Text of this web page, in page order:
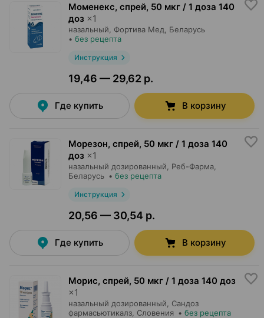
Моменекс, спрей, 50 мкг / 1 доза 140
доз ×1
назальный, Фортива Мед , Беларусь
• без рецепта
Инструкция
19,46 — 29,62 р.
Где купить В корзину
Морезон, спрей, 50 мкг / 1 доза 140
доз ×1
назальный дозированный, Реб-Фарма
Беларусь • без рецепта
Инструкция
20,56 — 30,54 р.
Где купить В корзину
Морис, спрей, 50 мкг / 1 доза 140 доз
×1
назальный дозированный,
Сандоз
фармасьютикалз , Словения • без рецепта